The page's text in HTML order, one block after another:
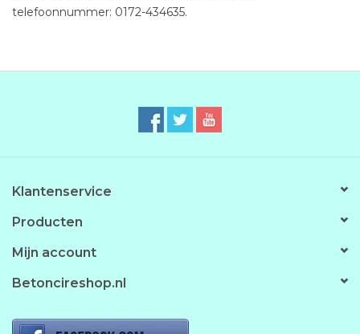
telefoonnummer: 0172-434635.
Klantenservice
Producten
Mijn account
Betoncireshop.nl